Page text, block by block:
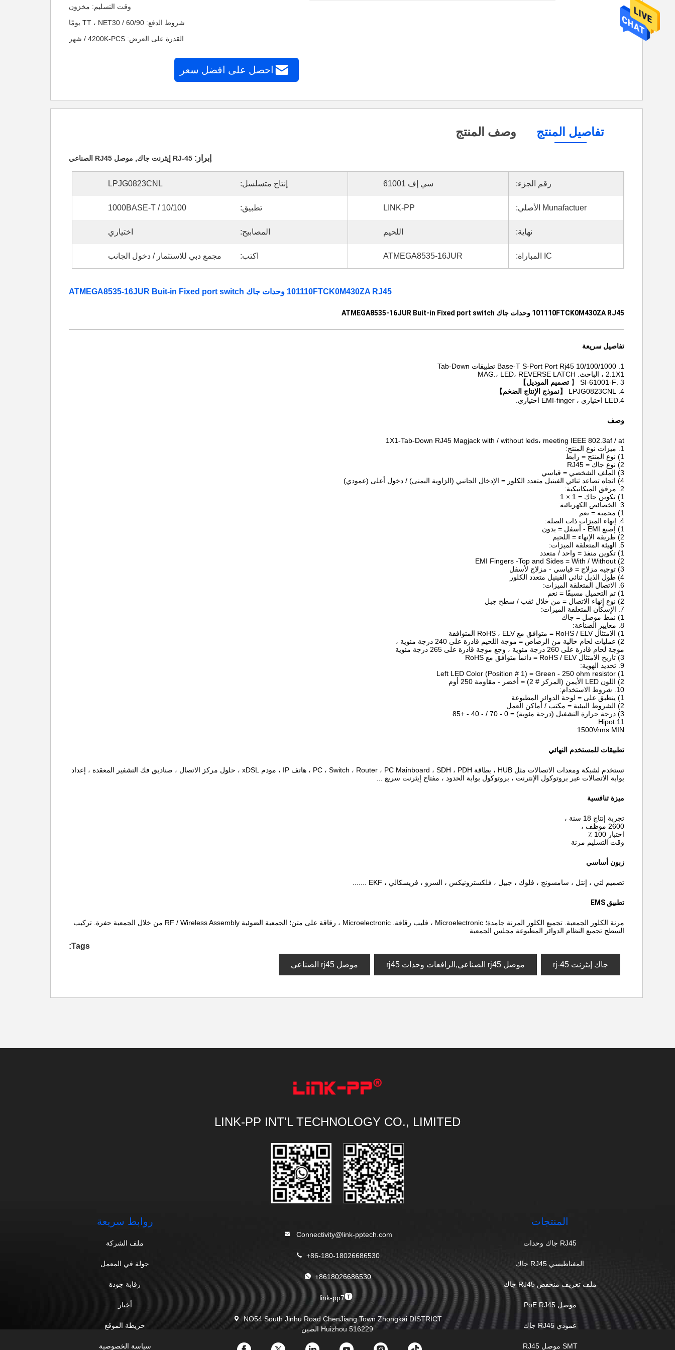
وقت التسليم: مخزون
شروط الدفع: TT ، NET30 / 60/90 يومًا
القدرة على العرض: 4200K-PCS / شهر
احصل على افضل سعر
تفاصيل المنتج وصف المنتج
إبراز: RJ-45 إيثرنت جاك , موصل RJ45 الصناعي
رقم الجزء: سي إف 61001 إنتاج متسلسل: LPJG0823CNL
Munafactuer الأصلي: LINK-PP تطبيق: 10/100 / 1000BASE-T
نهاية: اللحيم المصابيح: اختياري
IC المباراة: ATMEGA8535-16JUR اكتب: مجمع دبي للاستثمار / دخول الجانب
101110FTCK0M430ZA RJ45 وحدات جاك ATMEGA8535-16JUR Buit-in Fixed port switch
101110FTCK0M430ZA RJ45 وحدات جاك ATMEGA8535-16JUR Buit-in Fixed port switch
تفاصيل سريعة
1. 10/100/1000 Base-T S-Port Port Rj45 تطبيقات Tab-Down
2.1X1 ، الباحث. MAG.، LED، REVERSE LATCH
3 .SI-61001-F 【
تصميم الموديل】
4. LPJG0823CNL
【نموذج الإنتاج الضخم】
4.LED اختياري ، EMI-finger اختياري.
وصف
1X1-Tab-Down RJ45 Magjack with / without leds، meeting IEEE 802.3af / at
1. ميزات نوع المنتج:
1) نوع المنتج = رابط
2) نوع جاك = RJ45
3) الملف الشخصي = قياسي
4) اتجاه تصاعد ثنائي الفينيل متعدد الكلور = الإدخال الجانبي (الزاوية اليمنى) / دخول أعلى (عمودي)
2. مرفق الميكانيكية:
1) تكوين جاك = 1 × 1
3. الخصائص الكهربائية:
1) محمية = نعم
4. إنهاء الميزات ذات الصلة:
1) إصبع EMI - أسفل = بدون
2) طريقة الإنهاء = اللحيم
5. الهيئة المتعلقة الميزات:
1) تكوين منفذ = واحد / متعدد
2) EMI Fingers -Top and Sides = With / Without
3) توجيه مزلاج = قياسي - مزلاج لأسفل
4) طول الذيل ثنائي الفينيل متعدد الكلور
6. الاتصال المتعلقة الميزات:
1) تم التحميل مسبقًا = نعم
2) نوع إنهاء الاتصال = من خلال ثقب / سطح جبل
7. الإسكان المتعلقة الميزات:
1) نمط موصل = جاك
8. معايير الصناعة:
1) الامتثال RoHS / ELV = متوافق مع RoHS ، ELV المتوافقة
2) عمليات لحام خالية من الرصاص = موجة اللحيم قادرة على 240 درجة مئوية ،
موجة لحام قادرة على 260 درجة مئوية ، وجع موجة قادرة على 265 درجة مئوية
3) تاريخ الامتثال RoHS / ELV = دائما متوافق مع RoHS
9. تحديد الهوية:
1) Left LED Color (Position # 1) = Green - 250 ohm resistor
2) اللون LED الأيمن (المركز # 2) = أخضر - مقاومة 250 أوم
10. شروط الاستخدام:
1) ينطبق على = لوحة الدوائر المطبوعة
2) الشروط البيئية = مكتب / أماكن العمل
3) درجة حرارة التشغيل (درجة مئوية) = 0 - 70 / - 40 - +85
11.Hipot:
1500Vrms MIN
تطبيقات للمستخدم النهائي
تستخدم لشبكة ومعدات الاتصالات مثل HUB ، بطاقة PC ، Switch ، Router ، PC Mainboard ، SDH ، PDH ، هاتف IP ، مودم xDSL ،
حلول مركز الاتصال ، صناديق فك التشفير المعقدة ، إعداد
بوابة الاتصالات عبر بروتوكول الإنترنت ، بروتوكول بوابة الحدود ، مفتاح إيثرنت سريع ...
ميزة تنافسية
تجربة إنتاج 18 سنة ،
2600 موظف ،
اختبار 100 ٪
وقت التسليم مرنة
زبون أساسي
تصميم لتي ، إنتل ، سامسونج ، فلوك ، جبيل ، فلكسترونيكس ، السرو ، فريسكالي ، EKF .......
تطبيق EMS
مرنة الكلور الجمعية. تجميع الكلور المرنة جامدة؛ Microelectronic ، فليب رقاقة. Microelectronic ، رقاقة على متن؛ الجمعية الضوئية RF / Wireless Assembly من خلال الجمعية حفرة. تركيب
السطح تجميع النظام الدوائر المطبوعة مجلس الجمعية
Tags:
جاك إيثرنت rj-45 موصل rj45 الصناعي,الرافعات وحدات rj45 موصل rj45 الصناعي
LINK-PP INT'L TECHNOLOGY CO., LIMITED
المنتجات
RJ45 جاك وحدات
المغناطيسي RJ45 جاك
ملف تعريف منخفض RJ45 جاك
موصل PoE RJ45
عمودي RJ45 جاك
SMT موصل RJ45
Connectivity@link-pptech.com
+86-180-18026686530
+8618026686530
link-pp7
NO54 South Jinhu Road ChenJiang Town Zhongkai DISTRICT
Huizhou 516229 الصين
روابط سريعة
ملف الشركة
جولة في المعمل
رقابة جودة
أخبار
خريطة الموقع
سياسة الخصوصية